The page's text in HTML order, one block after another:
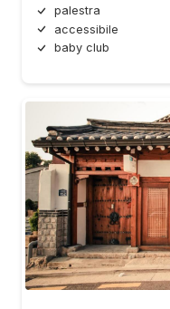
palestra
accessibile
baby club